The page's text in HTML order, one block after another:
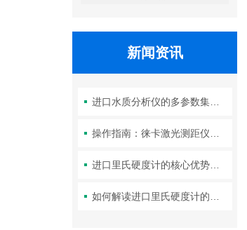
新闻资讯
进口水质分析仪的多参数集成检测技术与系统维护策略
进口里氏硬度计的核心优势：精度、耐用性与多功能性